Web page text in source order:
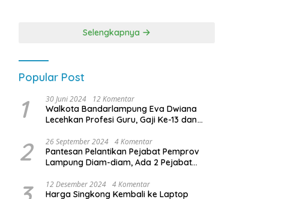
Kebangsaan
Selengkapnya
Popular Post
1 30 Juni 2024 12 Komentar
Walkota Bandarlampung Eva Dwiana
Lecehkan Profesi Guru, Gaji Ke-13 dan
2 26 September 2024 4 Komentar
Pantesan Pelantikan Pejabat Pemprov
Lampung Diam-diam, Ada 2 Pejabat
12 Desember 2024 4 Komentar
Harga Singkong Kembali ke Laptop